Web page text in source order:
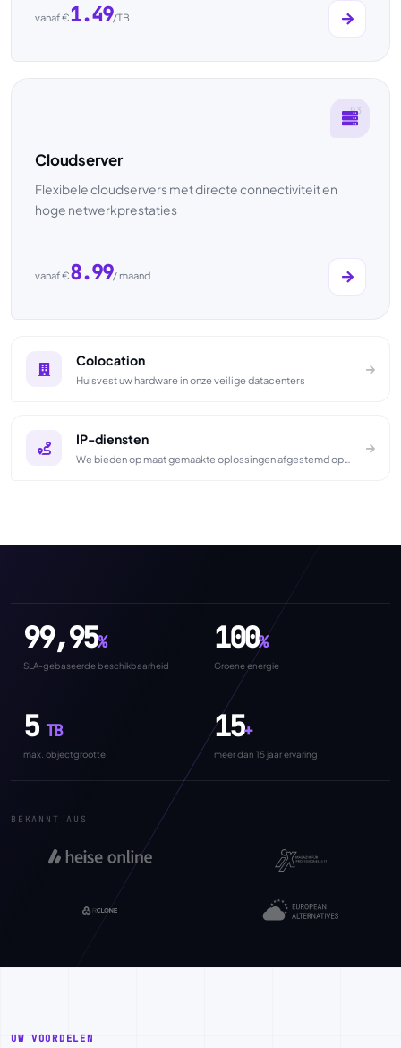
vanaf € 1.49/TB
03
Cloudserver
Flexibele cloudservers met directe connectiviteit en
hoge netwerkprestaties
vanaf €8.99/ maand
Colocation
Huisvest uw hardware in onze veilige datacenters
IP-diensten
We bieden op maat gemaakte oplossingen afgestemd op uw specifieke behoeften. Onze diensten omvatten cloudservers, IP-diensten, softwareontwikkeling, opslag, webhosting en colocation.
99,95%
SLA-gebaseerde beschikbaarheid
100%
Groene energie
5TB
max. objectgrootte
15+
meer dan 15 jaar ervaring
BEKANNT AUS
UW VOORDELEN